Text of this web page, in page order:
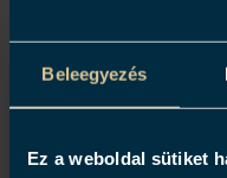
Beleegyezés
Ez a weboldal sütiket
a séf andalúz
fogyaszt.